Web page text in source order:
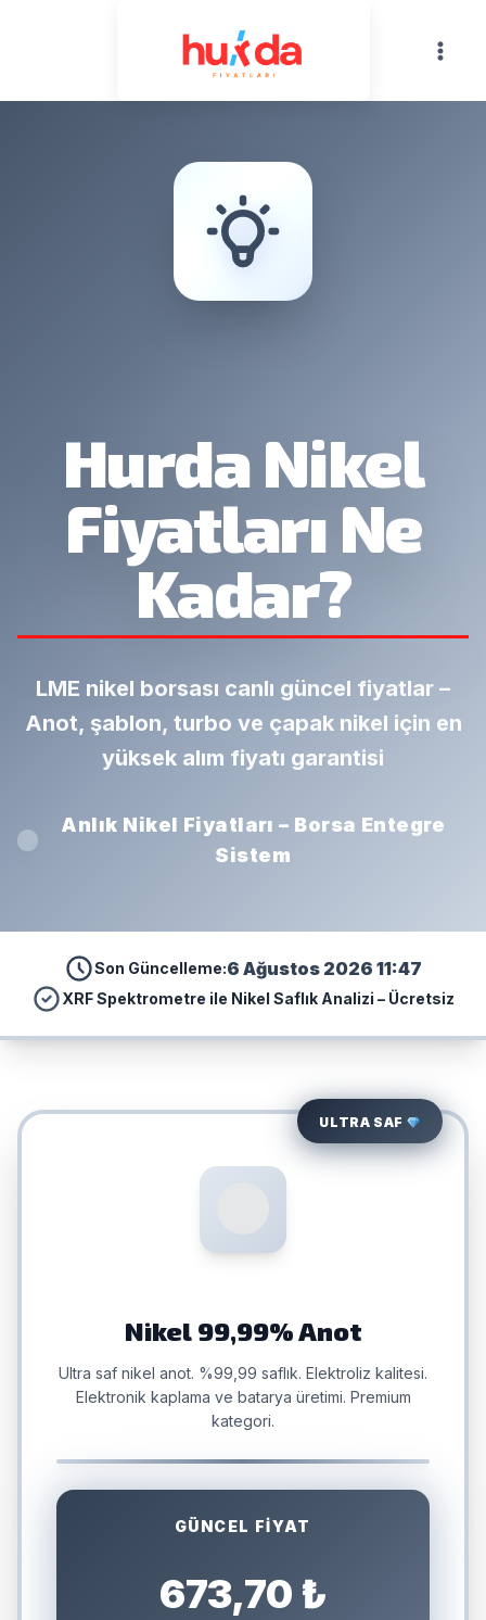
Hurda Nikel
Fiyatları Ne
Kadar?
LME nikel borsası canlı güncel fiyatlar –
Anot, şablon, turbo ve çapak nikel için en
yüksek alım fiyatı garantisi
Anlık Nikel Fiyatları – Borsa Entegre
Sistem
Son Güncelleme:6 Ağustos 2026 11:47
XRF Spektrometre ile Nikel Saflık Analizi – Ücretsiz
ULTRA SAF
Nikel 99,99% Anot
Ultra saf nikel anot. %99,99 saflık. Elektroliz kalitesi.
Elektronik kaplama ve batarya üretimi. Premium
kategori.
GÜNCEL FİYAT
673,70 ₺